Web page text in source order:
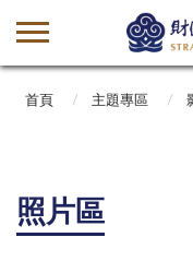
首頁 主題專區
照片區